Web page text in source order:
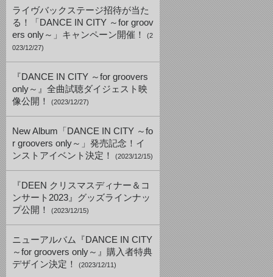
ライヴバックステージ招待が当た
る！「DANCE IN CITY ～for groov
ers only～」キャンペーン開催！
(2
023/12/27)
『DANCE IN CITY ～for groovers
only～』全曲試聴ダイジェスト映
像公開！
(2023/12/27)
New Album「DANCE IN CITY ～fo
r groovers only～」発売記念！イ
ンストアイベント決定！
(2023/12/15)
『DEEN クリスマスディナー＆コ
ンサート2023』グッズラインナッ
プ公開！
(2023/12/15)
ニューアルバム『DANCE IN CITY
～for groovers only～』購入者特典
デザイン決定！
(2023/12/11)